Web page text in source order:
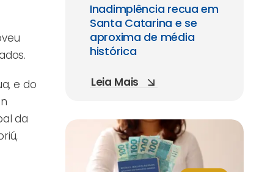
e do
da
Inadimplência recua em
Santa Catarina e se
aproxima de média
histórica
Leia Mais